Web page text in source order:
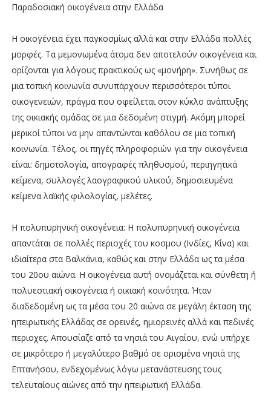
Παραδοσιακή οικογένεια στην Ελλάδα
Η οικογένεια έχει παγκοσμίως αλλά και στην Ελλάδα πολλές
μορφές. Tα μεμονωμένα άτομα δεν αποτελούν οικογένεια και
ορίζονται για λόγους πρακτικούς ως «μονήρη». Συνήθως σε
μια τοπική κοινωνία συνυπάρχουν περισσότεροι τύποι
οικογενειών, πράγμα που οφείλεται στον κύκλο ανάπτυξης
της οικιακής ομάδας σε μια δεδομένη στιγμή. Ακόμη μπορεί
μερικοί τύποι να μην απαντώνται καθόλου σε μια τοπική
κοινωνία. Τέλος, οι πηγές πληροφοριών για την οικογένεια
είναι: δημοτολογία, απογραφές πληθυσμού, περιηγητικά
κείμενα, συλλογές λαογραφικού υλικού, δημοσιευμένα
κείμενα λαϊκής φιλολογίας, μελέτες.
Η πολυπυρηνική οικογένεια: Η πολυπυρηνική οικογένεια
απαντάται σε πολλές περιοχές του κοσμου (Ινδίες, Κίνα) και
ιδιαίτερα στα Βαλκάνια, καθώς και στην Ελλάδα ως τα μέσα
του 20ου αιώνα. Η οικογένεια αυτή ονομάζεται και σύνθετη ή
πολυεστιακή οικογένεια ή οικιακή κοινότητα. Ήταν
διαδεδομένη ως τα μέσα του 20 αιώνα σε μεγάλη έκταση της
ηπειρωτικής Ελλάδας σε ορεινές, ημιορεινές αλλά και πεδινές
περιοχες. Απουσίαζε από τα νησιά του Αιγαίου, ενώ υπήρχε
σε μικρότερο ή μεγαλύτερο βαθμό σε ορισμένα νησιά της
Επτανήσου, ενδεχομένως λόγω μετανάστευσης τους
τελευταίους αιώνες από την ηπειρωτική Ελλάδα.